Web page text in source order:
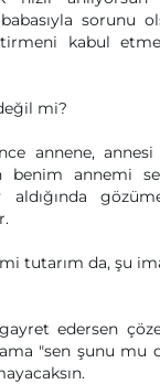
sorunu
kabul
mi?
annene,
benim annemi
tutarım da, şu
edersen
ama "sen şunu mu